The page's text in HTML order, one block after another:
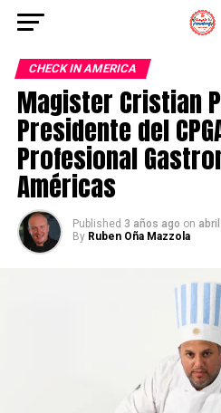
CHECK IN AMERICA
Magister Cristian
Presidente del
Profesional
Américas
Published 3 años ago on
By Ruben Oña Mazzola